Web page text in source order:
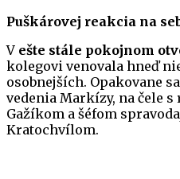
Puškárovej reakcia na
V ešte stále pokojnom
kolegovi venovala hneď
osobnejších. Opakovane
vedenia Markízy, na čele
Gažíkom a šéfom
Kratochvílom.